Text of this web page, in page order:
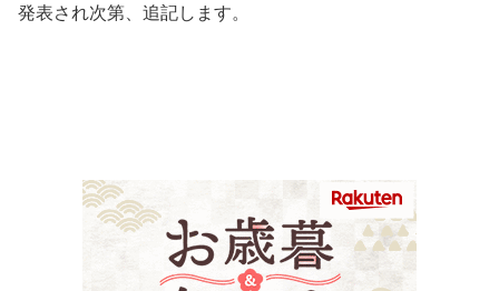
発表され次第、追記します。